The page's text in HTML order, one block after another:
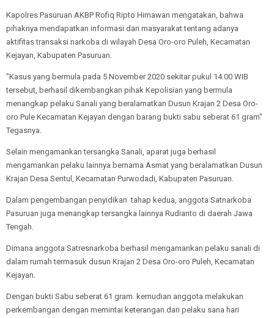
Kapolres Pasuruan AKBP Rofiq Ripto Himawan mengatakan, bahwa
pihaknya mendapatkan informasi dari masyarakat tentang adanya
aktifitas transaksi narkoba di wilayah Desa Oro-oro Puleh, Kecamatan
Kejayan, Kabupaten Pasuruan.
"Kasus yang bermula pada 5 November 2020 sekitar pukul 14.00 WIB
tersebut, berhasil dikembangkan pihak Kepolisian yang bermula
menangkap pelaku Sanali yang beralamatkan Dusun Krajan 2 Desa Oro-
oro Pule Kecamatan Kejayan dengan barang bukti sabu seberat 61 gram"
Tegasnya.
Selain mengamankan tersangka Sanali, aparat juga berhasil
mengamankan pelaku lainnya bernama Asmat yang beralamatkan Dusun
Krajan Desa Sentul, Kecamatan Purwodadi, Kabupaten Pasuruan.
Dalam pengembangan penyidikan tahap kedua, anggota Satnarkoba
Pasuruan juga menangkap tersangka lainnya Rudianto di daerah Jawa
Tengah.
Dimana anggota Satresnarkoba berhasil mengamankan pelaku sanali di
dalam rumah termasuk dusun Krajan 2 Desa Oro-oro Puleh, Kecamatan
Kejayan.
Dengan bukti Sabu seberat 61 gram. kemudian anggota melakukan
perkembangan dengan memintai keterangan dari pelaku sana hari